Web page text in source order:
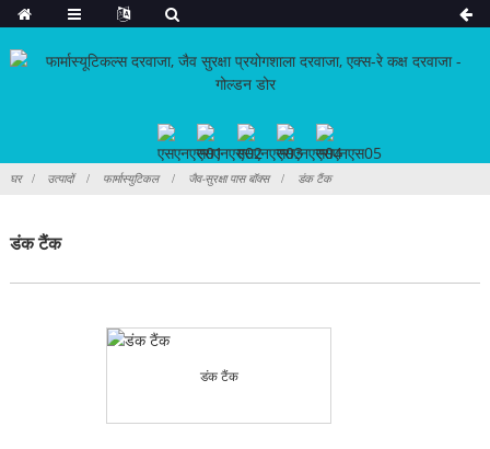
घर उत्पादों फार्मास्युटिकल जैव-सुरक्षा पास बॉक्स डंक टैंक
डंक टैंक
डंक टैंक